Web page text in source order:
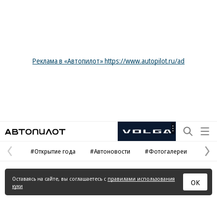
Реклама в «Автопилот» https://www.autopilot.ru/ad
Рекламная
Предыдущая
страница
#Открытие года #Автоновости #Фотогалереи
Оставаясь на сайте, вы соглашаетесь с правилами использования
куки
ОК